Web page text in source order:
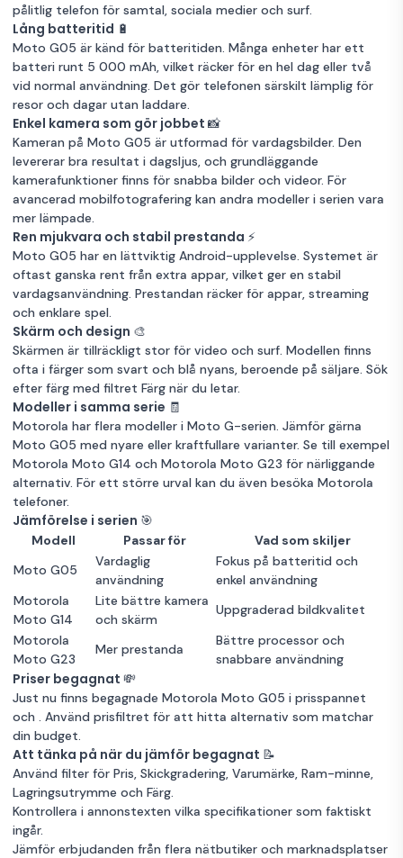
pålitlig telefon för samtal, sociala medier och surf.
Lång batteritid 🔋
Moto G05 är känd för batteritiden. Många enheter har ett
batteri runt 5 000 mAh, vilket räcker för en hel dag eller två
vid normal användning. Det gör telefonen särskilt lämplig för
resor och dagar utan laddare.
Enkel kamera som gör jobbet 📸
Kameran på Moto G05 är utformad för vardagsbilder. Den
levererar bra resultat i dagsljus, och grundläggande
kamerafunktioner finns för snabba bilder och videor. För
avancerad mobilfotografering kan andra modeller i serien vara
mer lämpade.
Ren mjukvara och stabil prestanda ⚡
Moto G05 har en lättviktig Android-upplevelse. Systemet är
oftast ganska rent från extra appar, vilket ger en stabil
vardagsanvändning. Prestandan räcker för appar, streaming
och enklare spel.
Skärm och design 🎨
Skärmen är tillräckligt stor för video och surf. Modellen finns
ofta i färger som svart och blå nyans, beroende på säljare. Sök
efter färg med filtret Färg när du letar.
Modeller i samma serie 🧾
Motorola har flera modeller i Moto G-serien. Jämför gärna
Moto G05 med nyare eller kraftfullare varianter. Se till exempel
Motorola Moto G14 och Motorola Moto G23 för närliggande
alternativ. För ett större urval kan du även besöka Motorola
telefoner.
Jämförelse i serien 🎯
Modell Passar för
Vad som skiljer
Moto G05
Vardaglig
användning
Fokus på batteritid och
enkel användning
Motorola
Moto G14
Lite bättre kamera
och skärm
Uppgraderad bildkvalitet
Motorola
Moto G23
Mer prestanda
Bättre processor och
snabbare användning
Priser begagnat 💸
Just nu finns begagnade Motorola Moto G05 i prisspannet
och . Använd prisfiltret för att hitta alternativ som matchar
din budget.
Att tänka på när du jämför begagnat 📝
Använd filter för Pris, Skickgradering, Varumärke, Ram-minne,
Lagringsutrymme och Färg.
Kontrollera i annonstexten vilka specifikationer som faktiskt
ingår.
Jämför erbjudanden från flera nätbutiker och marknadsplatser